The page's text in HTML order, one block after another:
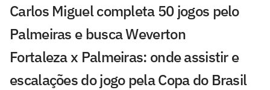
Carlos Miguel completa 50 jogos pelo
Palmeiras e busca Weverton
Fortaleza x Palmeiras: onde assistir e
escalações do jogo pela Copa do Brasil